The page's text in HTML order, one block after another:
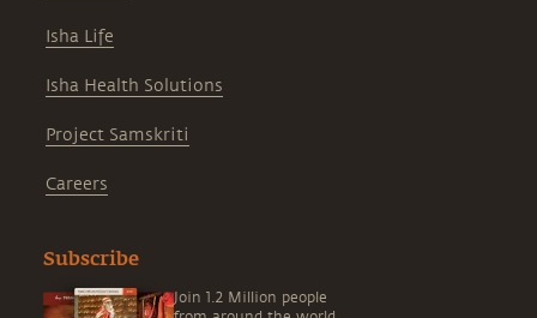
Isha Life
Isha Health Solutions
Project Samskriti
Careers
Subscribe
Join 1.2 Million people